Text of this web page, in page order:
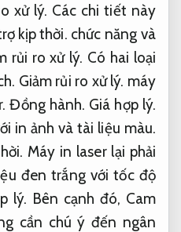
xử lý. Các chi tiết này
kịp thời. chức năng và
rủi ro xử lý. Có hai loại
Giảm rủi ro xử lý. máy
Đồng hành. Giá hợp lý.
in ảnh và tài liệu màu.
Máy in laser lại phải
đen trắng với tốc độ
lý. Bên cạnh đó, Cam
cần chú ý đến ngân